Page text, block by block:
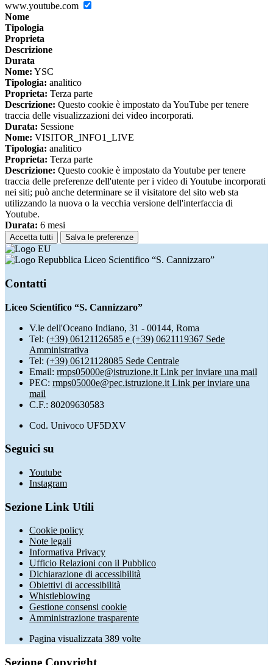
www.youtube.com
Nome
Tipologia
Proprieta
Descrizione
Durata
Nome: YSC
Tipologia: analitico
Proprieta: Terza parte
Descrizione: Questo cookie è impostato da YouTube per tenere
traccia delle visualizzazioni dei video incorporati.
Durata: Sessione
Nome: VISITOR_INFO1_LIVE
Tipologia: analitico
Proprieta: Terza parte
Descrizione: Questo cookie è impostato da Youtube per tenere
traccia delle preferenze dell'utente per i video di Youtube incorporati
nei siti; può anche determinare se il visitatore del sito web sta
utilizzando la nuova o la vecchia versione dell'interfaccia di
Youtube.
Durata: 6 mesi
Accetta tutti Salva le preferenze
Liceo Scientifico “S. Cannizzaro”
Contatti
Liceo Scientifico “S. Cannizzaro”
V.le dell'Oceano Indiano, 31 - 00144, Roma
Tel: (+39) 06121126585 e (+39) 0621119367 Sede
Amministrativa
Tel: (+39) 06121128085 Sede Centrale
Email: rmps05000e@istruzione.it Link per inviare una mail
PEC: rmps05000e@pec.istruzione.it Link per inviare una
mail
C.F.: 80209630583
Cod. Univoco UF5DXV
Seguici su
Youtube
Instagram
Sezione Link Utili
Cookie policy
Note legali
Informativa Privacy
Ufficio Relazioni con il Pubblico
Dichiarazione di accessibilità
Obiettivi di accessibilità
Whistleblowing
Gestione consensi cookie
Amministrazione trasparente
Pagina visualizzata 389 volte
Sezione Copyright